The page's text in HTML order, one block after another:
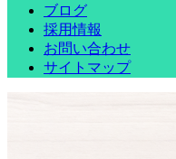
ブログ
採用情報
お問い合わせ
サイトマップ